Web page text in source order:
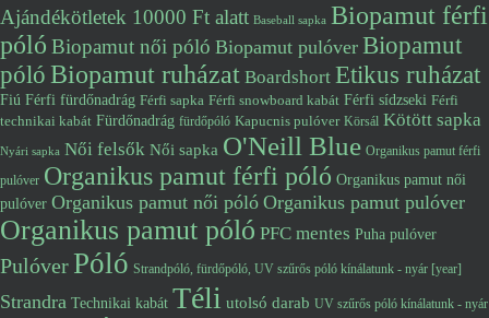
Ajándékötletek 10000 Ft alatt Baseball sapka Biopamut férfi
póló Biopamut női póló Biopamut pulóver Biopamut
pólóBiopamut ruházat Boardshort Etikus ruházat
Fiú Férfi fürdőnadrág Férfi sapka Férfi snowboard kabát Férfi sídzseki Férfi
technikai kabát Fürdőnadrág fürdőpóló Kapucnis pulóver Körsál Kötött sapka
Nyári sapka Női felsők Női sapka O'Neill Blue Organikus pamut férfi
pulóver Organikus pamut férfi póló Organikus pamut női
pulóver Organikus pamut női póló Organikus pamut pulóver
Organikus pamut póló PFC mentes Puha pulóver
PulóverPóló Strandpóló, fürdőpóló, UV szűrős póló kínálatunk - nyár [year]
Strandra Technikai kabát Téli utolsó darab UV szűrős póló kínálatunk - nyár